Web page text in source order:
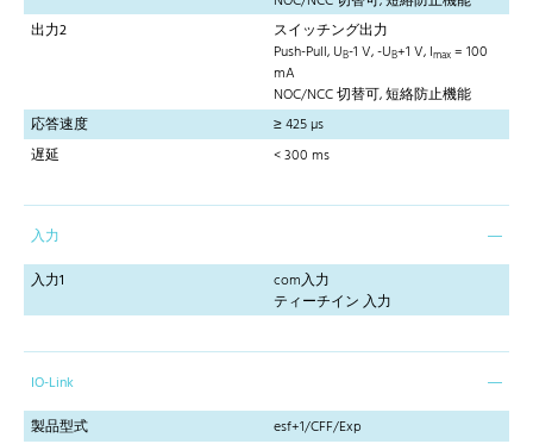
出力2
スイッチング出力
Push-Pull, UB-1 V, -UB+1 V, Imax = 100
mA
NOC/NCC 切替可, 短絡防止機能
応答速度
≥ 425 µs
遅延
< 300 ms
入力
入力1
com入力
ティーチイン 入力
IO-Link
製品型式
esf+1/CFF/Exp